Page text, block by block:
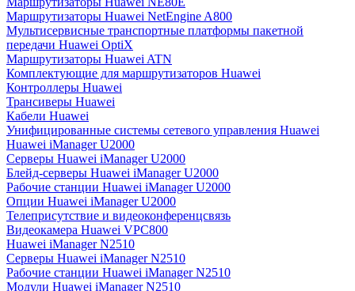
Маршрутизаторы Huawei NetEngine A800
Мультисервисные транспортные платформы пакетной
передачи Huawei OptiX
Маршрутизаторы Huawei ATN
Комплектующие для маршрутизаторов Huawei
Контроллеры Huawei
Трансиверы Huawei
Кабели Huawei
Унифицированные системы сетевого управления Huawei
Huawei iManager U2000
Серверы Huawei iManager U2000
Блейд-серверы Huawei iManager U2000
Рабочие станции Huawei iManager U2000
Опции Huawei iManager U2000
Телеприсутствие и видеоконференцсвязь
Видеокамера Huawei VPC800
Huawei iManager N2510
Серверы Huawei iManager N2510
Рабочие станции Huawei iManager N2510
Модули Huawei iManager N2510